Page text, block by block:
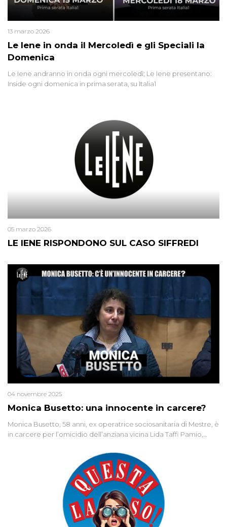
Le Iene in onda il Mercoledì e gli Speciali la
Domenica
13 marzo 2026
Le Iene andranno in onda ogni mercoledì; Le Iene presentano:
Inside ogni domenica in prima serata, su Italia1
LE IENE RISPONDONO SUL CASO SIFFREDI
05 marzo 2026
Monica Busetto: una innocente in carcere?
04 novembre 2025
Monica Busetto, 58 anni, ex operatrice sociosanitaria di Mestre, è
in carcere per l’omicidio dell’anziana vicina Lida Taffi Pamio,
minuscola su una collanina, Monica si proclama innocente. Nel
2015 un’altra donna confessa lo stesso delitto, poi ritratta. Due
colpevoli per un solo omicidio: errore giudiziario o giustizia